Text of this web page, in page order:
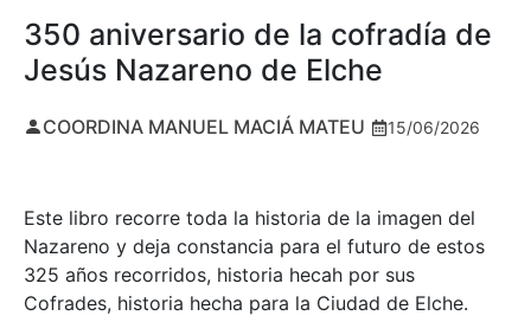
350 aniversario de la cofradía de
Jesús Nazareno de Elche
COORDINA MANUEL MACIÁ MATEU 15/06/2026
Este libro recorre toda la historia de la imagen del
Nazareno y deja constancia para el futuro de estos
325 años recorridos, historia hecah por sus
Cofrades, historia hecha para la Ciudad de Elche.